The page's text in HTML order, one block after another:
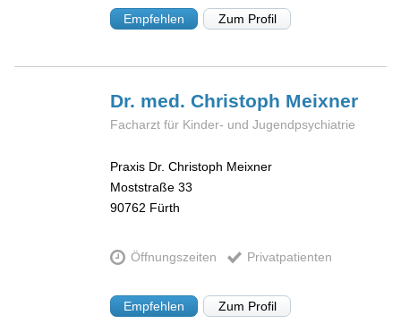
Empfehlen Zum Profil
Dr. med. Christoph Meixner
Facharzt für Kinder- und Jugendpsychiatrie
Praxis Dr. Christoph Meixner
Moststraße 33
90762 Fürth
Öffnungszeiten Privatpatienten
Empfehlen Zum Profil